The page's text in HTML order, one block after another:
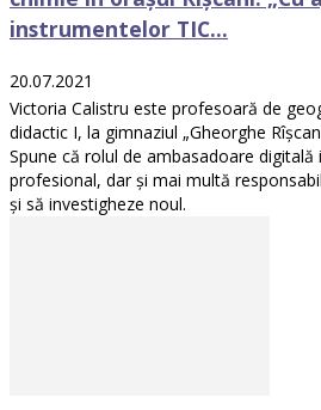
instrumentelor TIC...
20.07.2021
Victoria Calistru este profesoară de
didactic I, la gimnaziul „Gheorghe
Spune că rolul de ambasadoare digitală
profesional, dar și mai multă
și să investigheze noul.